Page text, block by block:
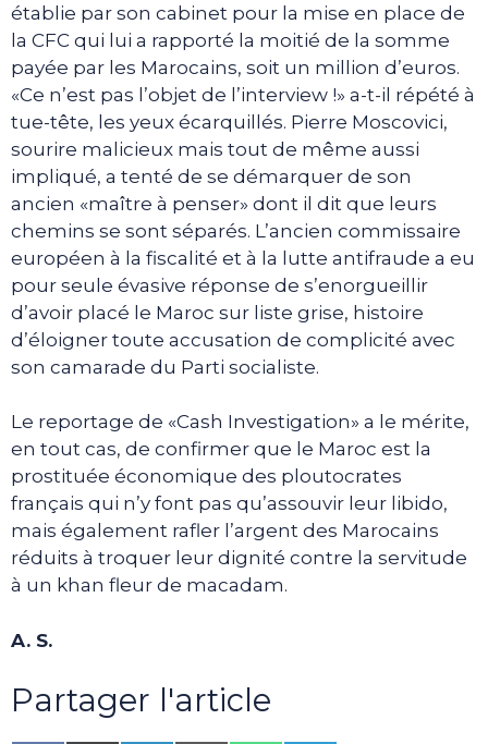
établie par son cabinet pour la mise en place de
la CFC qui lui a rapporté la moitié de la somme
payée par les Marocains, soit un million d’euros.
«Ce n’est pas l’objet de l’interview !» a-t-il répété à
tue-tête, les yeux écarquillés. Pierre Moscovici,
sourire malicieux mais tout de même aussi
impliqué, a tenté de se démarquer de son
ancien «maître à penser» dont il dit que leurs
chemins se sont séparés. L’ancien commissaire
européen à la fiscalité et à la lutte antifraude a eu
pour seule évasive réponse de s’enorgueillir
d’avoir placé le Maroc sur liste grise, histoire
d’éloigner toute accusation de complicité avec
son camarade du Parti socialiste.
Le reportage de «Cash Investigation» a le mérite,
en tout cas, de confirmer que le Maroc est la
prostituée économique des ploutocrates
français qui n’y font pas qu’assouvir leur libido,
mais également rafler l’argent des Marocains
réduits à troquer leur dignité contre la servitude
à un khan fleur de macadam.
A. S.
Partager l'article